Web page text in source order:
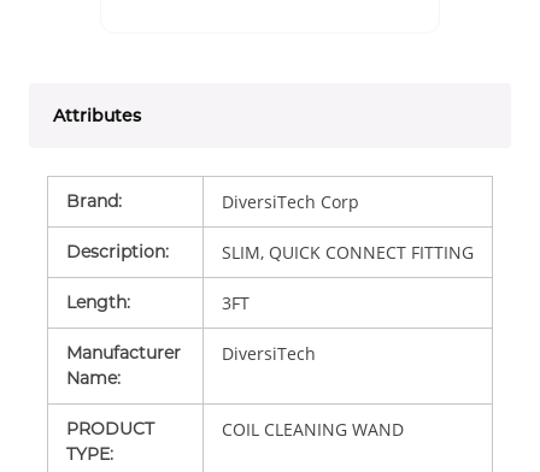
Attributes
Brand: DiversiTech Corp
Description: SLIM, QUICK CONNECT FITTING
Length: 3FT
Manufacturer
Name:
DiversiTech
PRODUCT
TYPE:
COIL CLEANING WAND